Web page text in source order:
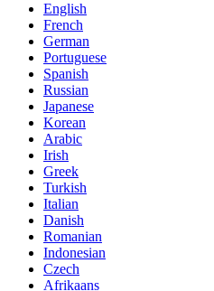
English
French
German
Portuguese
Spanish
Russian
Japanese
Korean
Arabic
Irish
Greek
Turkish
Italian
Danish
Romanian
Indonesian
Czech
Afrikaans